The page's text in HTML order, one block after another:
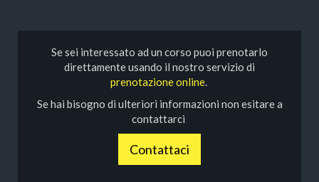
Se sei interessato ad un corso puoi prenotarlo
direttamente usando il nostro servizio di
prenotazione online.
Se hai bisogno di ulteriori informazioni non esitare a
contattarci
Contattaci